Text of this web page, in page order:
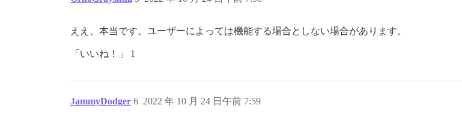
actionpack (7.0.3.1) lib/action_dispatch/journey/router.rb:50:in `block in serve'
actionpack (7.0.3.1) lib/action_dispatch/journey/router.rb:32:in `serve'
actionpack (7.0.3.1) lib/action_dispatch/routing/route_set.rb:852:in `call'
rack (2.2.4) lib/rack/tempfile_reaper.rb:15:in `call'
lib/content_security_policy/middleware.rb:12:in `call'
ええ、本当です。ユーザーによっては機能する場合としない場合があります。
「いいね！」 1
JammyDodger 2022 年 10 月 24 日午前 7:59
6